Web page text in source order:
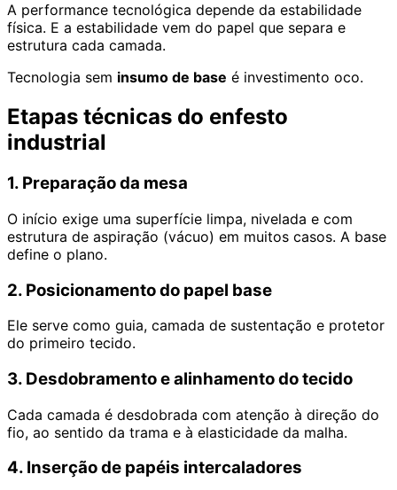
A performance tecnológica depende da estabilidade
física. E a estabilidade vem do papel que separa e
estrutura cada camada.
Tecnologia sem insumo de base é investimento oco.
Etapas técnicas do enfesto
industrial
1. Preparação da mesa
O início exige uma superfície limpa, nivelada e com
estrutura de aspiração (vácuo) em muitos casos. A base
define o plano.
2. Posicionamento do papel base
Ele serve como guia, camada de sustentação e protetor
do primeiro tecido.
3. Desdobramento e alinhamento do tecido
Cada camada é desdobrada com atenção à direção do
fio, ao sentido da trama e à elasticidade da malha.
4. Inserção de papéis intercaladores